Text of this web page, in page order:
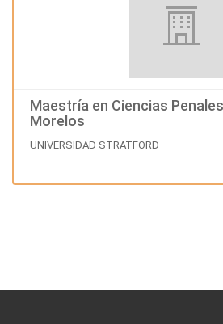
Maestría en Ciencias
Morelos
UNIVERSIDAD STRATFORD